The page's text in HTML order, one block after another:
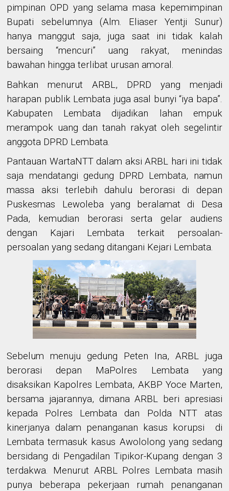
pimpinan OPD yang selama masa kepemimpinan
Bupati sebelumnya (Alm. Eliaser Yentji Sunur)
hanya manggut saja, juga saat ini tidak kalah
bersaing “mencuri” uang rakyat, menindas
bawahan hingga terlibat urusan amoral.
Bahkan menurut ARBL, DPRD yang menjadi
harapan publik Lembata juga asal bunyi “iya bapa”.
Kabupaten Lembata dijadikan lahan empuk
merampok uang dan tanah rakyat oleh segelintir
anggota DPRD Lembata.
Pantauan WartaNTT dalam aksi ARBL hari ini tidak
saja mendatangi gedung DPRD Lembata, namun
massa aksi terlebih dahulu berorasi di depan
Puskesmas Lewoleba yang beralamat di Desa
Pada, kemudian berorasi serta gelar audiens
dengan Kajari Lembata terkait persoalan-
persoalan yang sedang ditangani Kejari Lembata.
Sebelum menuju gedung Peten Ina, ARBL juga
berorasi depan MaPolres Lembata yang
disaksikan Kapolres Lembata, AKBP Yoce Marten,
bersama jajarannya, dimana ARBL beri apresiasi
kepada Polres Lembata dan Polda NTT atas
kinerjanya dalam penanganan kasus korupsi di
Lembata termasuk kasus Awololong yang sedang
bersidang di Pengadilan Tipikor-Kupang dengan 3
terdakwa. Menurut ARBL Polres Lembata masih
punya beberapa pekerjaan rumah penanganan